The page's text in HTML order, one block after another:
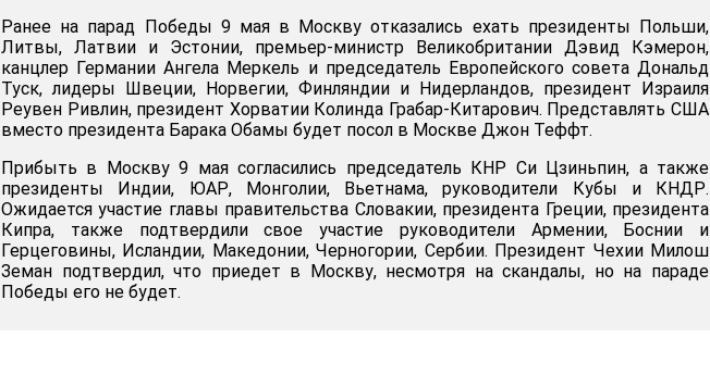
Ранее на парад Победы 9 мая в Москву отказались ехать президенты Польши,
Литвы, Латвии и Эстонии, премьер-министр Великобритании Дэвид Кэмерон,
канцлер Германии Ангела Меркель и председатель Европейского совета Дональд
Туск, лидеры Швеции, Норвегии, Финляндии и Нидерландов, президент Израиля
Реувен Ривлин, президент Хорватии Колинда Грабар-Китарович. Представлять США
вместо президента Барака Обамы будет посол в Москве Джон Теффт.
Прибыть в Москву 9 мая согласились председатель КНР Си Цзиньпин, а также
президенты Индии, ЮАР, Монголии, Вьетнама, руководители Кубы и КНДР.
Ожидается участие главы правительства Словакии, президента Греции, президента
Кипра, также подтвердили свое участие руководители Армении, Боснии и
Герцеговины, Исландии, Македонии, Черногории, Сербии. Президент Чехии Милош
Земан подтвердил, что приедет в Москву, несмотря на скандалы, но на параде
Победы его не будет.